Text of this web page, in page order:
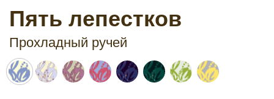
Пять лепестков
Прохладный ручей